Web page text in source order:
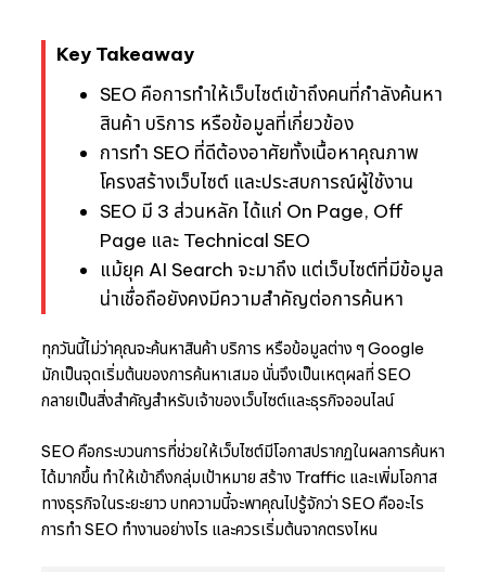
Key Takeaway
SEO คือการทำให้เว็บไซต์เข้าถึงคนที่กำลังค้นหา
สินค้า บริการ หรือข้อมูลที่เกี่ยวข้อง
การทำ SEO ที่ดีต้องอาศัยทั้งเนื้อหาคุณภาพ
โครงสร้างเว็บไซต์ และประสบการณ์ผู้ใช้งาน
SEO มี 3 ส่วนหลัก ได้แก่ On Page, Off
Page และ Technical SEO
แม้ยุค AI Search จะมาถึง แต่เว็บไซต์ที่มีข้อมูล
น่าเชื่อถือยังคงมีความสำคัญต่อการค้นหา
ทุกวันนี้ไม่ว่าคุณจะค้นหาสินค้า บริการ หรือข้อมูลต่าง ๆ Google
มักเป็นจุดเริ่มต้นของการค้นหาเสมอ นั่นจึงเป็นเหตุผลที่ SEO
กลายเป็นสิ่งสำคัญสำหรับเจ้าของเว็บไซต์และธุรกิจออนไลน์
SEO คือกระบวนการที่ช่วยให้เว็บไซต์มีโอกาสปรากฏในผลการค้นหา
ได้มากขึ้น ทำให้เข้าถึงกลุ่มเป้าหมาย สร้าง Traffic และเพิ่มโอกาส
ทางธุรกิจในระยะยาว บทความนี้จะพาคุณไปรู้จักว่า SEO คืออะไร
การทำ SEO ทำงานอย่างไร และควรเริ่มต้นจากตรงไหน